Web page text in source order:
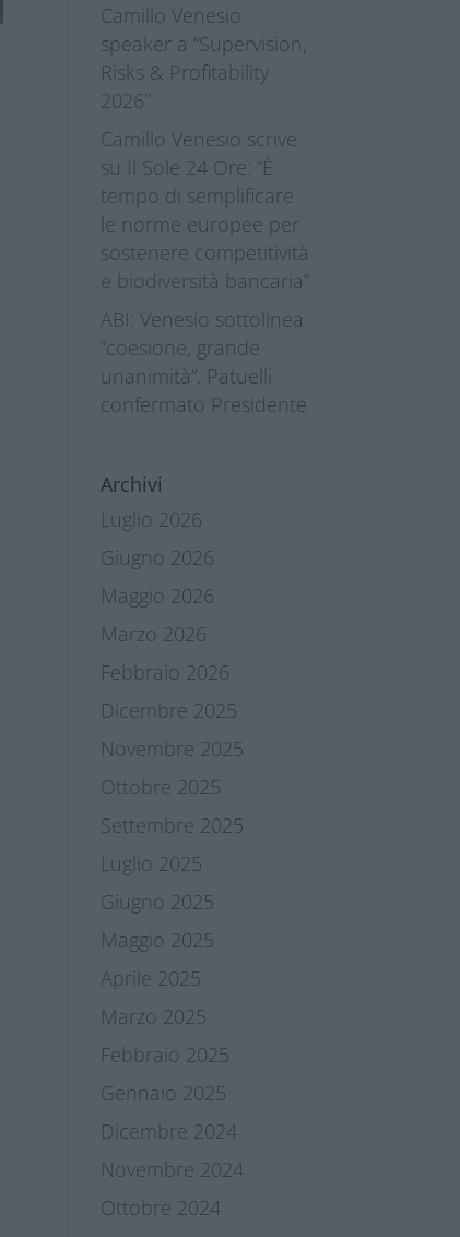
Camillo Venesio
speaker a “Supervision,
Risks & Profitability
2026”
Camillo Venesio scrive
su Il Sole 24 Ore: “È
tempo di semplificare
le norme europee per
sostenere competitività
e biodiversità bancaria”
ABI: Venesio sottolinea
“coesione, grande
unanimità”. Patuelli
confermato Presidente
Archivi
Luglio 2026
Giugno 2026
Maggio 2026
Marzo 2026
Febbraio 2026
Dicembre 2025
Novembre 2025
Ottobre 2025
Settembre 2025
Luglio 2025
Giugno 2025
Maggio 2025
Aprile 2025
Marzo 2025
Febbraio 2025
Gennaio 2025
Dicembre 2024
Novembre 2024
Ottobre 2024